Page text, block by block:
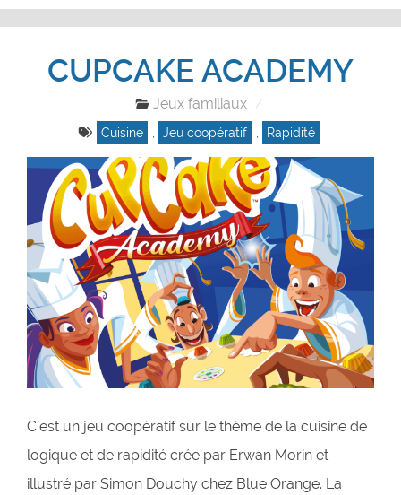
CUPCAKE ACADEMY
Jeux familiaux
Cuisine , Jeu coopératif , Rapidité
C’est un jeu coopératif sur le thème de la cuisine de
logique et de rapidité crée par Erwan Morin et
illustré par Simon Douchy chez Blue Orange. La